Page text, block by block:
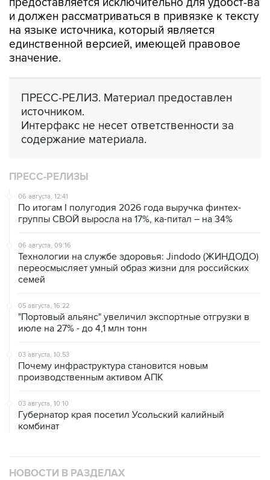
и должен рассматриваться в привязке к тексту
на языке источника, который является
единственной версией, имеющей правовое
значение.
ПРЕСС-РЕЛИЗ. Материал предоставлен
источником.
Интерфакс не несет ответственности за
содержание материала.
ПРЕСС-РЕЛИЗЫ
06 августа, 12:41
По итогам I полугодия 2026 года выручка финтех-
группы СВОЙ выросла на 17%, ка-питал – на 34%
06 августа, 09:16
Технологии на службе здоровья: Jindodo (ЖИНДОДО)
переосмысляет умный образ жизни для российских
семей
05 августа, 16:22
"Портовый альянс" увеличил экспортные отгрузки в
июле на 27% - до 4,1 млн тонн
03 августа, 10:53
Почему инфраструктура становится новым
производственным активом АПК
03 августа, 10:10
Губернатор края посетил Усольский калийный
комбинат
НОВОСТИ В РАЗДЕЛАХ